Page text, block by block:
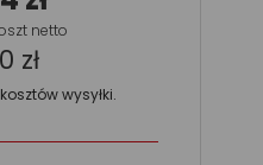
netto
zł
wysyłki.